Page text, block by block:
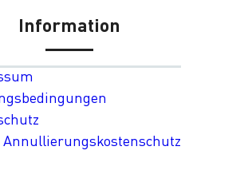
Information
Annullierungskostenschutz